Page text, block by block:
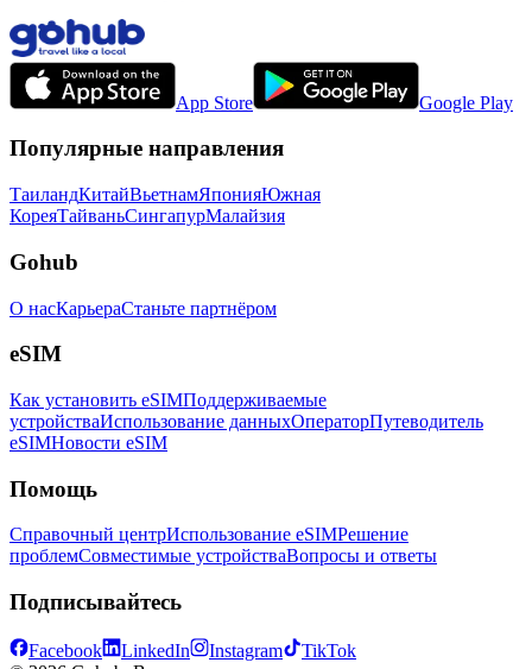
App Store Google Play
Популярные направления
ТаиландКитайВьетнамЯпонияЮжная
КореяТайваньСингапурМалайзия
Gohub
О насКарьераСтаньте партнёром
eSIM
Как установить eSIMПоддерживаемые
устройстваИспользование данныхОператорПутеводитель
eSIMНовости eSIM
Помощь
Справочный центрИспользование eSIMРешение
проблемСовместимые устройстваВопросы и ответы
Подписывайтесь
Facebook LinkedIn Instagram
TikTok